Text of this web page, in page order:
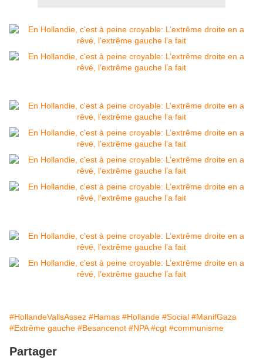
#HollandeVallsAssez #Hamas #Hollande #Social #ManifGaza
#Extrême gauche #Besancenot #NPA #cgt #communisme
Partager